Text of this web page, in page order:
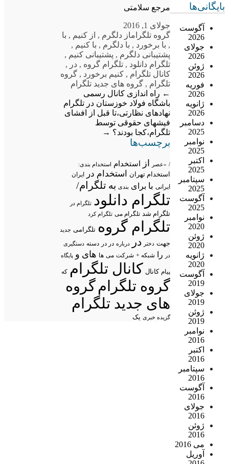
بایگانی‌ها
آگوست
2026
جولای
2026
ژوئن
2026
فوریه
2026
ژانویه
2026
دسامبر
2025
نوامبر
2025
اکتبر
2025
سپتامبر
2025
آگوست
2025
نوامبر
2020
ژوئن
2020
ژانویه
2020
آگوست
2019
جولای
2019
ژوئن
2019
نوامبر
2016
اکتبر
2016
سپتامبر
2016
آگوست
2016
جولای
2016
ژوئن
2016
می 2016
آوریل
مرجع سلامتی
جولای 1, 2016
گروه تلگراماز دلگرم , از کنیم , با
, با برخورد , با دلگرم , با کنیم ,
پشتیبانی دلگرم , پشتیبانی کنیم ,
تلگرام دانلود , تلگرام گروه , در ,
کانال تلگرام , کنیم برخورد , گروه
تلگرام , گروه های جدید تلگرام
← راه اندازی کانال رسمی
باشگاه فولاد خوزستان در تلگرام
نهادهای نظارتی،تا قبل از افشای
فیشهای حقوقی توسط
تلگرام،کجا بودند؟ →
برچسب‌ها
/ «عصر از استخدام استخدام بندی:
استخدام تهران استخدام در ایران
ایرانی با برای بندی به تلگرام/
تلگرام دانلود تلگرام در
تلگرام شد تلگرام می تلگرام کرد
تلگرام گروه تلگرامی جدید
جهت دختر در درباره در در دسته دستگیری
در
را شبکه + شرکت می ها های و پایگاه
پیام کانال کانال تلگرام که
گروه تلگرامگروه
های جدید تلگرام
گزیده خبری یک